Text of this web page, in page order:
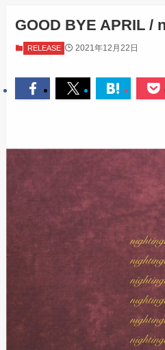
GOOD BYE APRIL /
RELEASE 2021年12月22日